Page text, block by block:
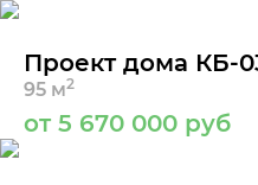
Проект дома КБ-
95 м2
от 5 670 000 руб